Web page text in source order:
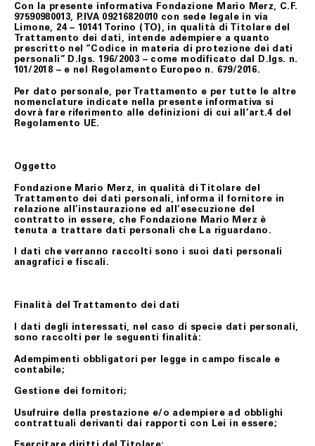
Con la presente informativa Fondazione Mario Merz, C.F.
97590980013, P.IVA 09216820010 con sede legale in via
Limone, 24 – 10141 Torino (TO), in qualità di Titolare del
Trattamento dei dati, intende adempiere a quanto
prescritto nel “Codice in materia di protezione dei dati
personali” D.lgs. 196/2003 – come modificato dal D.lgs. n.
101/2018 – e nel Regolamento Europeo n. 679/2016.
Per dato personale, per Trattamento e per tutte le altre
nomenclature indicate nella presente informativa si
dovrà fare riferimento alle definizioni di cui all’art.4 del
Regolamento UE.
Oggetto
Fondazione Mario Merz, in qualità di Titolare del
Trattamento dei dati personali, informa il fornitore in
relazione all’instaurazione ed all’esecuzione del
contratto in essere, che Fondazione Mario Merz è
tenuta a trattare dati personali che La riguardano.
I dati che verranno raccolti sono i suoi dati personali
anagrafici e fiscali.
Finalità del Trattamento dei dati
I dati degli interessati, nel caso di specie dati personali,
sono raccolti per le seguenti finalità:
Adempimenti obbligatori per legge in campo fiscale e
contabile;
Gestione dei fornitori;
Usufruire della prestazione e/o adempiere ad obblighi
contrattuali derivanti dai rapporti con Lei in essere;